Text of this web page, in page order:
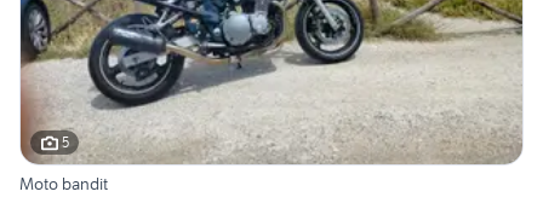
5
Moto bandit